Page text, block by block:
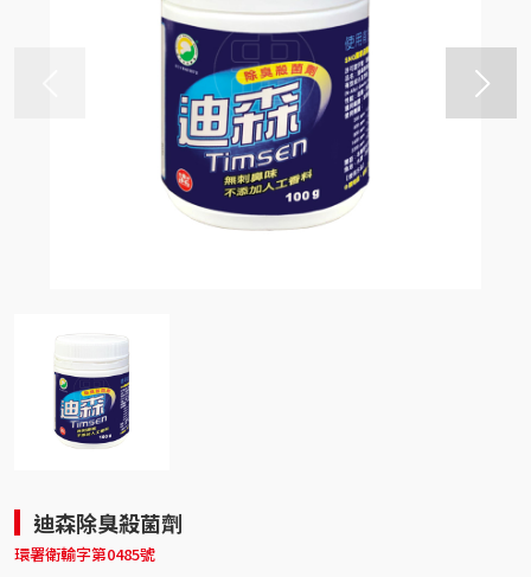
迪森除臭殺菌劑
環署衛輸字第0485號